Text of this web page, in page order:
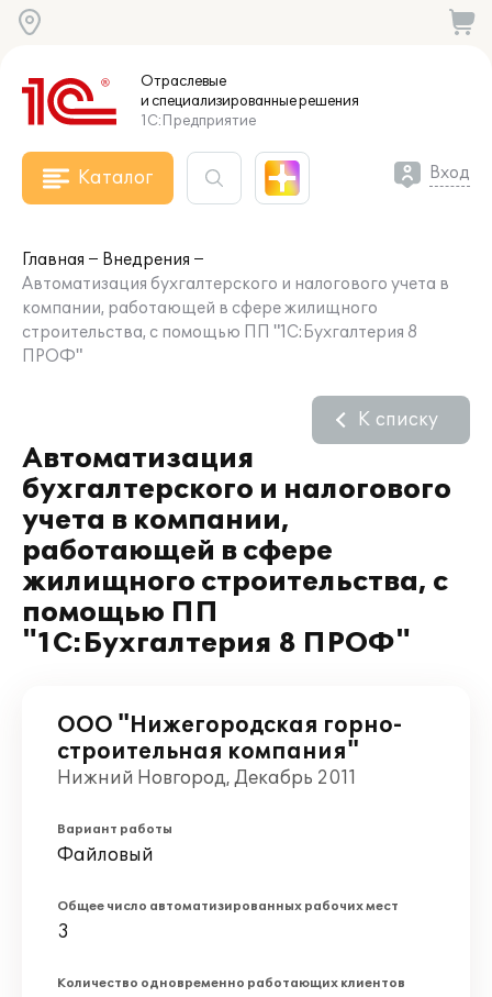
Отраслевые
и специализированныерешения
1С:Предприятие
Каталог Вход
Главная
Внедрения
Автоматизация бухгалтерского и налогового учета в
компании, работающей в сфере жилищного
строительства, с помощью ПП "1С:Бухгалтерия 8
ПРОФ"
Автоматизация
бухгалтерского и налогового
учета в компании,
работающей в сфере
жилищного строительства, с
помощью ПП
"1С:Бухгалтерия 8 ПРОФ"
К списку
ООО "Нижегородская горно-
строительная компания"
Нижний Новгород, Декабрь 2011
Вариант работы
Файловый
Общее число автоматизированных рабочих мест
3
Количество одновременно работающих клиентов